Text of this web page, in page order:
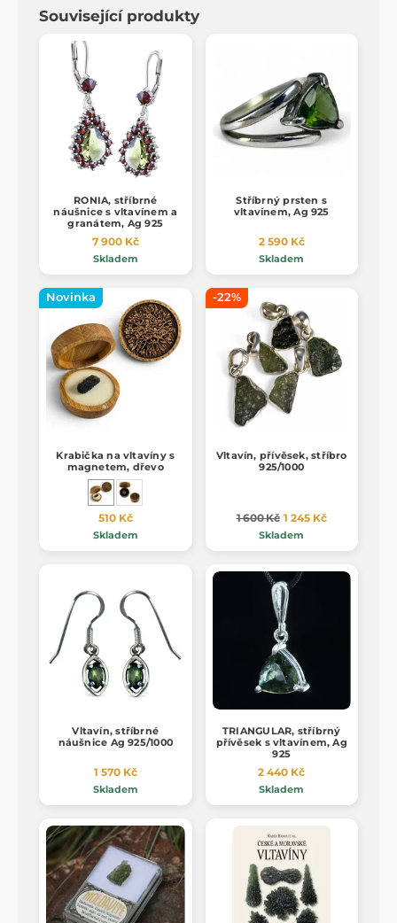
Související produkty
RONIA, stříbrné
náušnice s vltavínem a
granátem, Ag 925
7 900 Kč
Skladem
Stříbrný prsten s
vltavínem, Ag 925
2 590 Kč
Skladem
Novinka
Krabička na vltavíny s
magnetem, dřevo
510 Kč
Skladem
-22%
Vltavín, přívěsek, stříbro
925/1000
1 600 Kč 1 245 Kč
Skladem
Vltavín, stříbrné
náušnice Ag 925/1000
1 570 Kč
Skladem
TRIANGULAR, stříbrný
přívěsek s vltavínem, Ag
925
2 440 Kč
Skladem